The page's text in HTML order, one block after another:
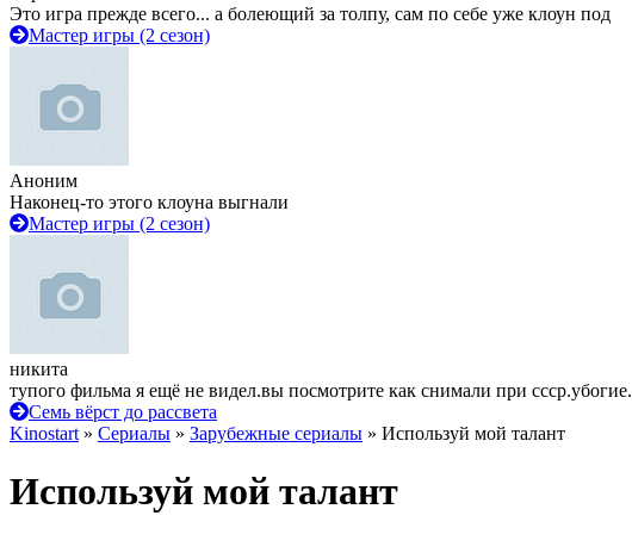
Это игра прежде всего... а болеющий за толпу, сам по себе уже клоун под
Мастер игры (2 сезон)
Аноним
Наконец-то этого клоуна выгнали
Мастер игры (2 сезон)
никита
тупого фильма я ещё не видел.вы посмотрите как снимали при ссср.убогие.
Семь вёрст до рассвета
Kinostart » Сериалы » Зарубежные сериалы » Используй мой талант
Используй мой талант